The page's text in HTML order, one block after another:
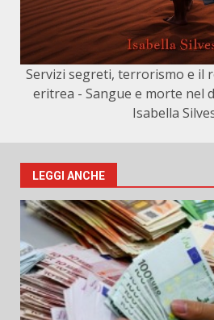
Servizi segreti, terrorismo e il
eritrea - Sangue e morte nel
Isabella
LEGGI ANCHE